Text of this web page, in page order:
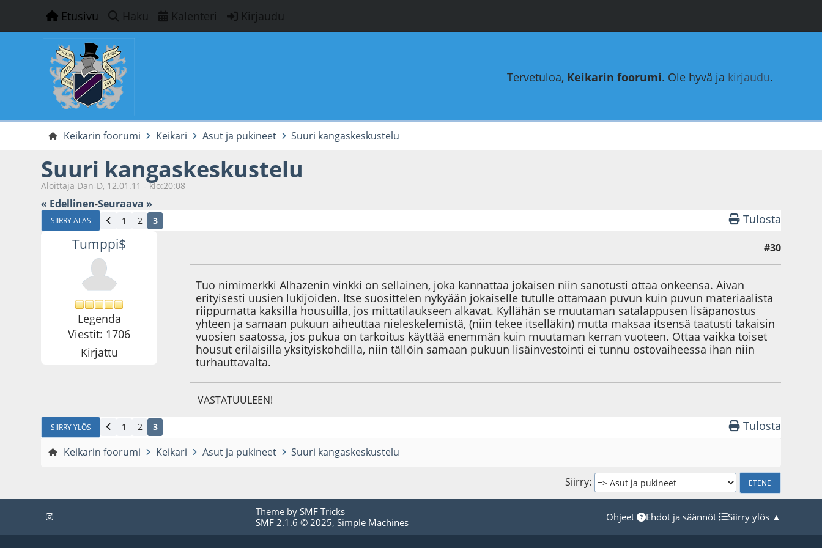
Etusivu Haku Kalenteri Kirjaudu
Tervetuloa, Keikarin foorumi. Ole hyvä ja kirjaudu.
Keikarin foorumi Keikari Asut ja pukineet Suuri kangaskeskustelu
Suuri kangaskeskustelu
Aloittaja Dan-D, 12.01.11 - klo:20:08
« Edellinen-Seuraava »
SIIRRY ALAS 1 2 3 Tulosta
Tumppi$
Legenda
Viestit: 1706
Kirjattu
#30
Tuo nimimerkki Alhazenin vinkki on sellainen, joka kannattaa jokaisen niin sanotusti ottaa onkeensa. Aivan
erityisesti uusien lukijoiden. Itse suosittelen nykyään jokaiselle tutulle ottamaan puvun kuin puvun materiaalista
riippumatta kaksilla housuilla, jos mittatilaukseen alkavat. Kyllähän se muutaman satalappusen lisäpanostus
yhteen ja samaan pukuun aiheuttaa nieleskelemistä, (niin tekee itselläkin) mutta maksaa itsensä taatusti takaisin
vuosien saatossa, jos pukua on tarkoitus käyttää enemmän kuin muutaman kerran vuoteen. Ottaa vaikka toiset
housut erilaisilla yksityiskohdilla, niin tällöin samaan pukuun lisäinvestointi ei tunnu ostovaiheessa ihan niin
turhauttavalta.
VASTATUULEEN!
SIIRRY YLÖS 1 2 3 Tulosta
Keikarin foorumi Keikari Asut ja pukineet Suuri kangaskeskustelu
Siirry
Theme by SMF Tricks
SMF 2.1.6 © 2025, Simple Machines Ohjeet Ehdot ja säännöt Siirry ylös ▲